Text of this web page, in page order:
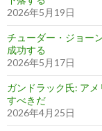
2026年5月19日
チューダー・ジョー
成功する
2026年5月17日
ガンドラック氏: ア
すべきだ
2026年4月25日